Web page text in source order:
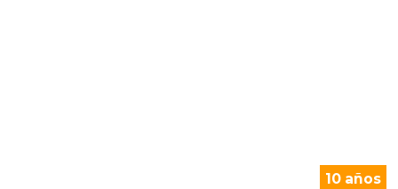
10 años